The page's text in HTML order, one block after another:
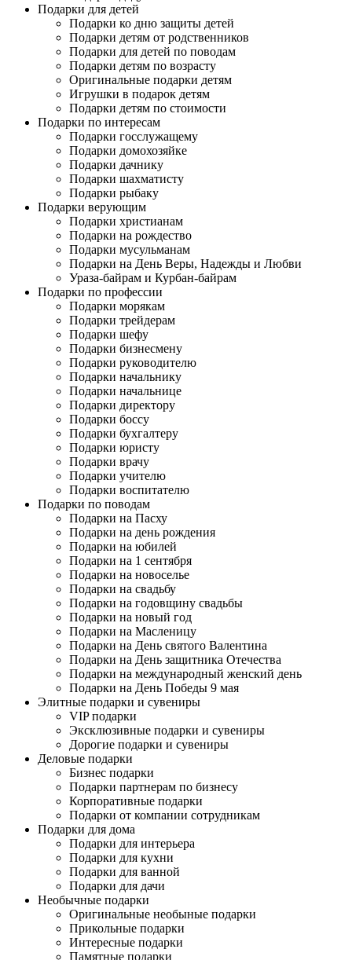
Подарки для детей
Подарки ко дню защиты детей
Подарки детям от родственников
Подарки для детей по поводам
Подарки детям по возрасту
Оригинальные подарки детям
Игрушки в подарок детям
Подарки детям по стоимости
Подарки по интересам
Подарки госслужащему
Подарки домохозяйке
Подарки дачнику
Подарки шахматисту
Подарки рыбаку
Подарки верующим
Подарки христианам
Подарки на рождество
Подарки мусульманам
Подарки на День Веры, Надежды и Любви
Ураза-байрам и Курбан-байрам
Подарки по профессии
Подарки морякам
Подарки трейдерам
Подарки шефу
Подарки бизнесмену
Подарки руководителю
Подарки начальнику
Подарки начальнице
Подарки директору
Подарки боссу
Подарки бухгалтеру
Подарки юристу
Подарки врачу
Подарки учителю
Подарки воспитателю
Подарки по поводам
Подарки на Пасху
Подарки на день рождения
Подарки на юбилей
Подарки на 1 сентября
Подарки на новоселье
Подарки на свадьбу
Подарки на годовщину свадьбы
Подарки на новый год
Подарки на Масленицу
Подарки на День святого Валентина
Подарки на День защитника Отечества
Подарки на международный женский день
Подарки на День Победы 9 мая
Элитные подарки и сувениры
VIP подарки
Эксклюзивные подарки и сувениры
Дорогие подарки и сувениры
Деловые подарки
Бизнес подарки
Подарки партнерам по бизнесу
Корпоративные подарки
Подарки от компании сотрудникам
Подарки для дома
Подарки для интерьера
Подарки для кухни
Подарки для ванной
Подарки для дачи
Необычные подарки
Оригинальные необыные подарки
Прикольные подарки
Интересные подарки
Памятные подарки